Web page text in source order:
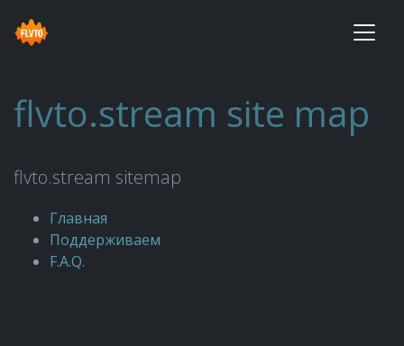
flvto.stream site map
flvto.stream sitemap
Главная
Поддерживаем
F.A.Q.